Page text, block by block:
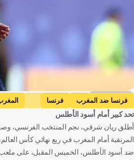
Getty Images
فرنسا ضد المغرب فرنسا
ريان شرقي
فرنسا
تحد كبير أمام أسود الأطلس
أطلق ريان شرقي، نجم المنتخب الفرنسي،
المرتقبة أمام المغرب في ربع نهائي كأس
ضد أسود الأطلس، الخميس المقبل، على